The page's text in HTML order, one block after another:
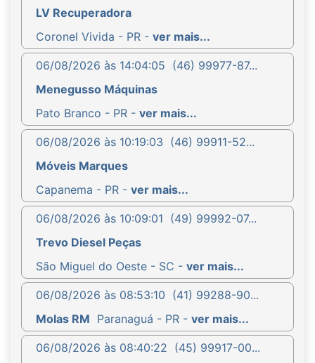
LV Recuperadora
Coronel Vivida - PR - ver mais...
06/08/2026 às 14:04:05 (46) 99977-87...
Menegusso Máquinas
Pato Branco - PR - ver mais...
06/08/2026 às 10:19:03 (46) 99911-52...
Móveis Marques
Capanema - PR - ver mais...
06/08/2026 às 10:09:01 (49) 99992-07...
Trevo Diesel Peças
São Miguel do Oeste - SC - ver mais...
06/08/2026 às 08:53:10 (41) 99288-90...
Molas RM Paranaguá - PR - ver mais...
06/08/2026 às 08:40:22 (45) 99917-00...